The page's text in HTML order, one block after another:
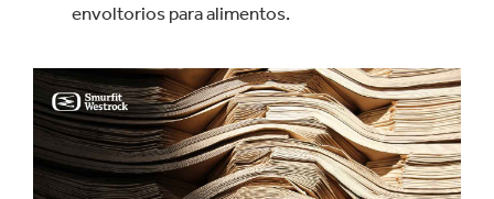
envoltorios para alimentos.